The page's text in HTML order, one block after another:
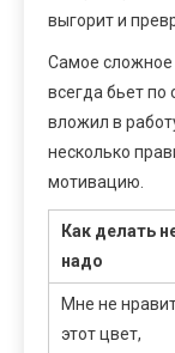
выгорит и
Самое сложное
всегда бьет
вложил в
несколько
мотивацию.
Как делать
надо
Мне не
этот цвет,